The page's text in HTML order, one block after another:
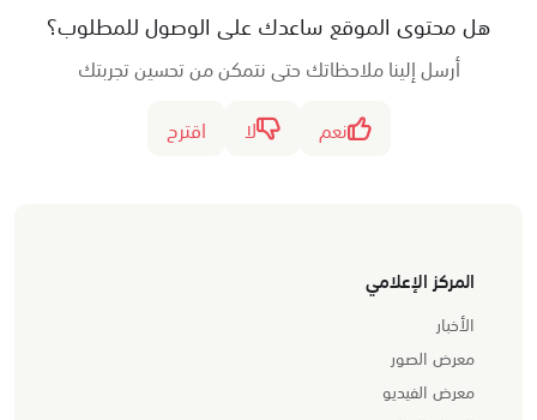
هل محتوى الموقع ساعدك على الوصول للمطلوب؟
أرسل إلينا ملاحظاتك حتى نتمكن من تحسين تجربتك
نعم
لا اقترح
المركز الإعلامي
الأخبار
معرض الصور
معرض الفيديو